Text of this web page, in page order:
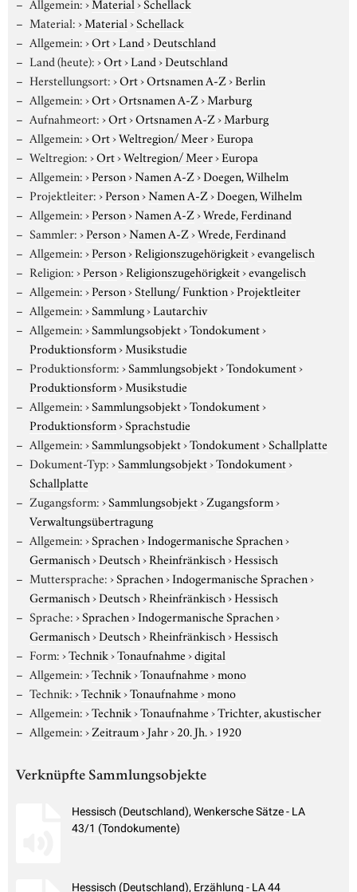
Material:›Material›Schellack
Allgemein:›Ort›Land›Deutschland
Land (heute):›Ort›Land›Deutschland
Herstellungsort:›Ort›Ortsnamen A-Z›Berlin
Allgemein:›Ort›Ortsnamen A-Z›Marburg
Aufnahmeort:›Ort›Ortsnamen A-Z›Marburg
Allgemein:›Ort›Weltregion/ Meer›Europa
Weltregion:›Ort›Weltregion/ Meer›Europa
Allgemein:›Person›Namen A-Z›Doegen, Wilhelm
Projektleiter:›Person›Namen A-Z›Doegen, Wilhelm
Allgemein:›Person›Namen A-Z›Wrede, Ferdinand
Sammler:›Person›Namen A-Z›Wrede, Ferdinand
Allgemein:›Person›Religionszugehörigkeit›evangelisch
Religion:›Person›Religionszugehörigkeit›evangelisch
Allgemein:›Person›Stellung/ Funktion›Projektleiter
Allgemein:›Sammlung›Lautarchiv
Allgemein:›Sammlungsobjekt›Tondokument›
Produktionsform›Musikstudie
Produktionsform:›Sammlungsobjekt›Tondokument›
Produktionsform›Musikstudie
Allgemein:›Sammlungsobjekt›Tondokument›
Produktionsform›Sprachstudie
Allgemein:›Sammlungsobjekt›Tondokument›Schallplatte
Dokument-Typ:›Sammlungsobjekt›Tondokument›
Schallplatte
Zugangsform:›Sammlungsobjekt›Zugangsform›
Verwaltungsübertragung
Allgemein:›Sprachen›Indogermanische Sprachen›
Germanisch›Deutsch›Rheinfränkisch›Hessisch
Muttersprache:›Sprachen›Indogermanische Sprachen›
Germanisch›Deutsch›Rheinfränkisch›Hessisch
Sprache:›Sprachen›Indogermanische Sprachen›
Germanisch›Deutsch›Rheinfränkisch›Hessisch
Form:›Technik›Tonaufnahme›digital
Allgemein:›Technik›Tonaufnahme›mono
Technik:›Technik›Tonaufnahme›mono
Allgemein:›Technik›Tonaufnahme›Trichter, akustischer
Allgemein:›Zeitraum›Jahr›20. Jh.› 1920
Verknüpfte Sammlungsobjekte
Hessisch (Deutschland), Wenkersche Sätze - LA
43/1 (Tondokumente)
Hessisch (Deutschland), Erzählung - LA 44